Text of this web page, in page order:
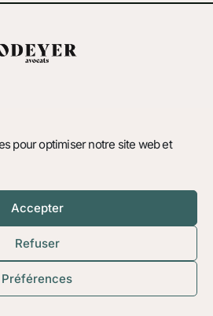
pour optimiser notre site web et
Accepter
Refuser
Préférences
6 13 35 99 74
Odeyer Avocats
& sitebydono